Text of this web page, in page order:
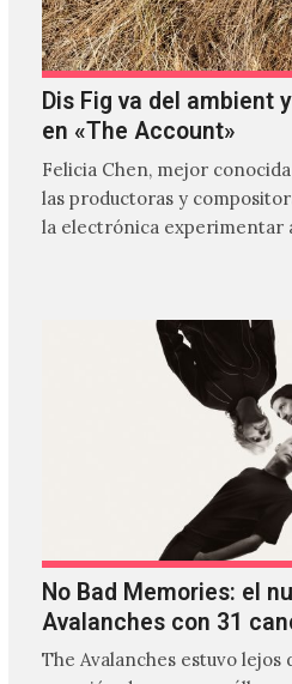
Dis Fig va del ambient
en «The Account»
Felicia Chen, mejor
las productoras y
la electrónica experimentar
No Bad Memories: el
Avalanches con 31
The Avalanches estuvo lejos